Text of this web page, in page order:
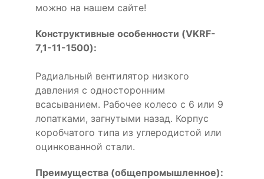
можно на нашем сайте!
Конструктивные особенности (VKRF-
7,1-11-1500):
Радиальный вентилятор низкого
давления с односторонним
всасыванием. Рабочее колесо с 6 или 9
лопатками, загнутыми назад. Корпус
коробчатого типа из углеродистой или
оцинкованной стали.
Преимущества (общепромышленное):